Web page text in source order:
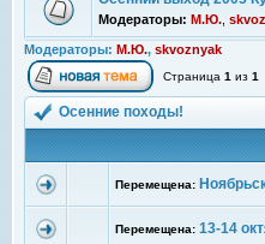
Модераторы: М.Ю.
Модераторы: М.Ю., skvoznyak
Страница 1 из 1
Осенние походы!
Перемещена:
Перемещена: 13-14